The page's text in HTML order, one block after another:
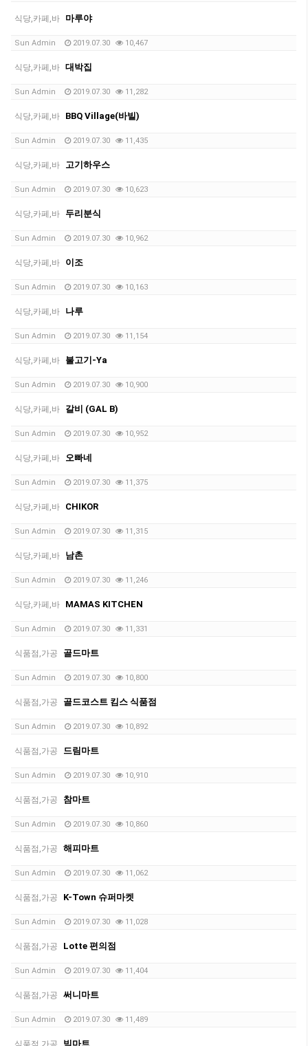
식당,카페,바 마루야
Sun Admin 2019.07.30 10,467
식당,카페,바 대박집
Sun Admin 2019.07.30 11,282
식당,카페,바 BBQ Village(바빌)
Sun Admin 2019.07.30 11,435
식당,카페,바 고기하우스
Sun Admin 2019.07.30 10,623
식당,카페,바 두리분식
Sun Admin 2019.07.30 10,962
식당,카페,바 이조
Sun Admin 2019.07.30 10,163
식당,카페,바 나루
Sun Admin 2019.07.30 11,154
식당,카페,바 불고기-Ya
Sun Admin 2019.07.30 10,900
식당,카페,바 갈비 (GAL B)
Sun Admin 2019.07.30 10,952
식당,카페,바 오빠네
Sun Admin 2019.07.30 11,375
식당,카페,바 CHIKOR
Sun Admin 2019.07.30 11,315
식당,카페,바 남촌
Sun Admin 2019.07.30 11,246
식당,카페,바 MAMAS KITCHEN
Sun Admin 2019.07.30 11,331
식품점,가공 골드마트
Sun Admin 2019.07.30 10,800
식품점,가공 골드코스트 킴스 식품점
Sun Admin 2019.07.30 10,892
식품점,가공 드림마트
Sun Admin 2019.07.30 10,910
식품점,가공 참마트
Sun Admin 2019.07.30 10,860
식품점,가공 해피마트
Sun Admin 2019.07.30 11,062
식품점,가공 K-Town 슈퍼마켓
Sun Admin 2019.07.30 11,028
식품점,가공 Lotte 편의점
Sun Admin 2019.07.30 11,404
식품점,가공 써니마트
Sun Admin 2019.07.30 11,489
빅마트